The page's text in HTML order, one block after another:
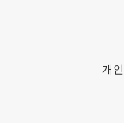
개